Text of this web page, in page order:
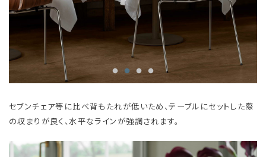
セブンチェア等に比べ背もたれが低いため、テーブルにセットした際
の収まりが良く、水平なラインが強調されます。